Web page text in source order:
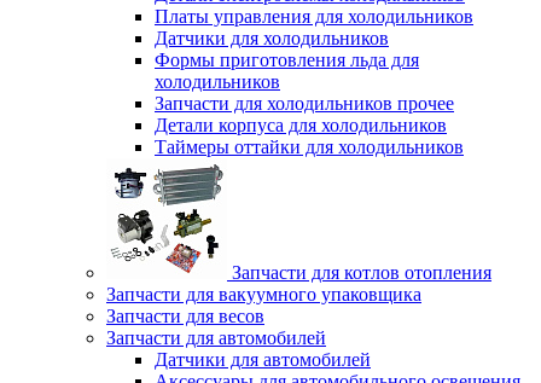
Платы управления для холодильников
Датчики для холодильников
Формы приготовления льда для
холодильников
Запчасти для холодильников прочее
Детали корпуса для холодильников
Таймеры оттайки для холодильников
Запчасти для котлов отопления
Запчасти для вакуумного упаковщика
Запчасти для весов
Запчасти для автомобилей
Датчики для автомобилей